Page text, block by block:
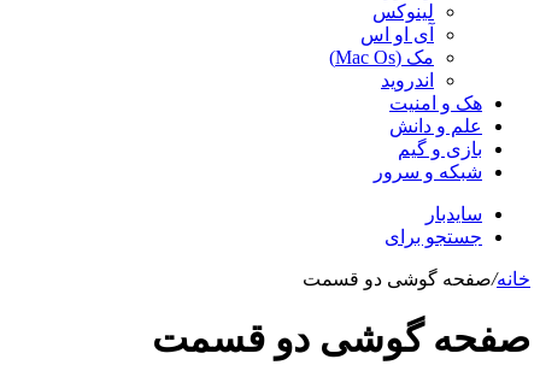
لینوکس
آی او اس
مک (Mac Os)
اندروید
هک و امنیت
علم و دانش
بازی و گیم
شبکه و سرور
سایدبار
جستجو برای
خانه/صفحه گوشی دو قسمت
صفحه گوشی دو قسمت